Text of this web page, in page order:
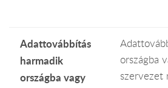
Adattovábbítás
harmadik
országba vagy
országba
szervezet